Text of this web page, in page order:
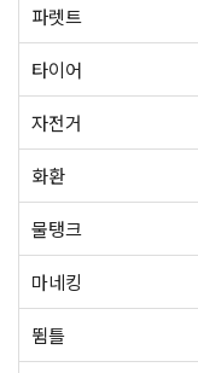
파렛트
타이어
자전거
화환
물탱크
마네킹
뜀틀